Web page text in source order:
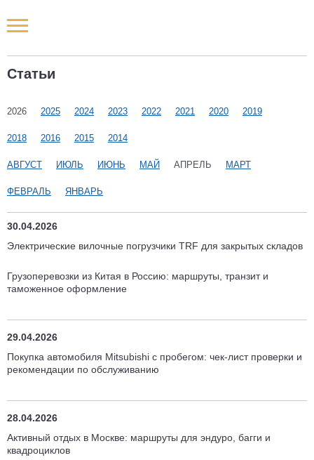
Статьи
2026 2025 2024 2023 2022 2021 2020 2019
2018 2016 2015 2014
АВГУСТ ИЮЛЬ ИЮНЬ МАЙ АПРЕЛЬ МАРТ
ФЕВРАЛЬ ЯНВАРЬ
30.04.2026
Электрические вилочные погрузчики TRF для закрытых складов
Грузоперевозки из Китая в Россию: маршруты, транзит и
таможенное оформление
29.04.2026
Покупка автомобиля Mitsubishi с пробегом: чек-лист проверки и
рекомендации по обслуживанию
28.04.2026
Активный отдых в Москве: маршруты для эндуро, багги и
квадроциклов
Новости РФ
Наши мероприятия
Статьи